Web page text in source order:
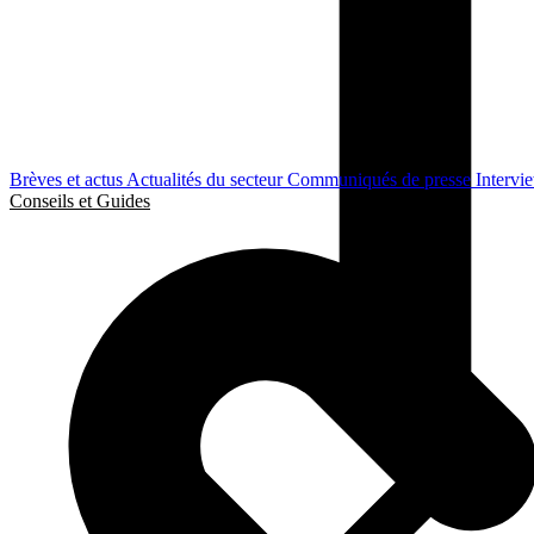
Brèves et actus Actualités du secteurCommuniqués de presse
Conseils et Guides